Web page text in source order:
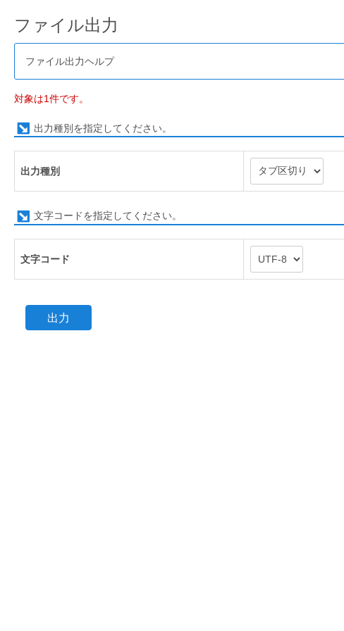
ファイル出力
ファイル出力ヘルプ
対象は1件です。
出力種別を指定してください。
出力種別
文字コードを指定してください。
文字コード